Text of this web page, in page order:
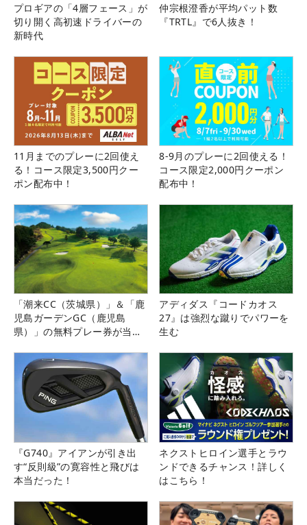
プロギアの「4層フェース」が
切り開く高初速ドライバーの
新時代
仲宗根澄香が平均パット数
『TRTL』で6人抜き！
11月までのプレーに2回使え
る！コース限定3,500円クー
ポン配布中！
8-9月のプレーに2回使える！
コース限定2,000円クーポン
配布中！
「潮来CC（茨城県）」＆「鹿
児島ガーデンGC（鹿児島
県）」の無料プレー券が当た
アディダス『コードカオス
27』は強烈な蹴りでパワーを
生む
『G740』アイアンが引き出
す“反則級”の寛容性と飛びは
本当だった！
ネクストヒロイン選手とラウ
ンドできるチャンス！詳しく
はこちら！